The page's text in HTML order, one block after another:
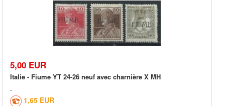
5,00 EUR
Italie - Fiume YT 24-26 neuf avec charnière X MH
1,65 EUR